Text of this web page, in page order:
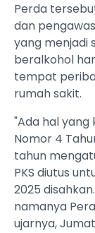
Perda
dan
yang menjadi
beralkohol
tempat
rumah sakit.
"Ada hal yang
Nomor 4
tahun
PKS diutus
2025
namanya
ujarnya,